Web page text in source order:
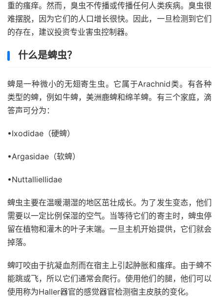
重的瘙痒。然而，臭虫不传播或传播任何人类疾病。臭虫很
难摆脱，因为它们的人口增长很快。因此，一旦检测到它们
的存在，建议投资专业害虫控制器。
什么是蜱虫？
蜱是一种微小的无翅寄生虫。它属于Arachnid类。有各种
类型的蜱，例如牛蜱，美洲鹿蜱和绵羊蜱。有三个家庭，滴
答声可分为：
•Ixodidae（硬蜱）
•Argasidae（软蜱）
•Nuttalliellidae
蜱虫主要在温暖潮湿的地区茁壮成长。为了发生变态，他们
需要以一定比例保湿的空气。当等待它们的寄主时，蜱虫停
留在植物和灌木的叶子末端。一旦主机开始提供，它们就会
掉落。
蜱叮咬由于抗凝血剂而在宿主上引起肿胀和瘙痒。由于蜱不
能跳或飞，所以它们通常会爬行。使用他们的腿，他们可以
使用称为Haller器官的感觉器官检测宿主皮肤的变化。